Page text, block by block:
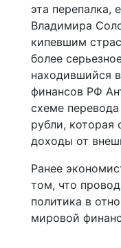
эта перепалка,
Владимира
кипевшим
более
находившийся
финансов РФ
схеме
рубли, которая
доходы от
Ранее
том, что
политика в
мировой